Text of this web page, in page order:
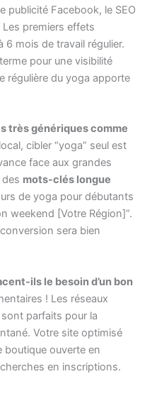
publicité Facebook, le SEO
premiers effets
mois de travail régulier.
pour une visibilité
régulière du yoga apporte
très génériques comme
cibler “yoga” seul est
face aux grandes
mots-clés longue
de yoga pour débutants
weekend [Votre Région]”.
sera bien
ils le besoin d’un bon
! Les réseaux
parfaits pour la
Votre site optimisé
boutique ouverte en
en inscriptions.